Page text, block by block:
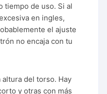
tiempo de uso. Si al
en ingles,
el ajuste
no encaja con tu
del torso. Hay
y otras con más